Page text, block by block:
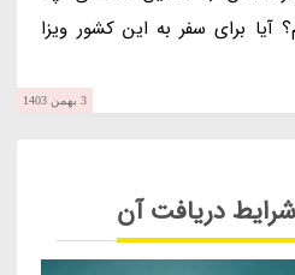
آیا برای سفر به این کشور ویزا
3 بهمن 1403
دریافت آن